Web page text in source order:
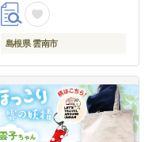
島根県 雲南市